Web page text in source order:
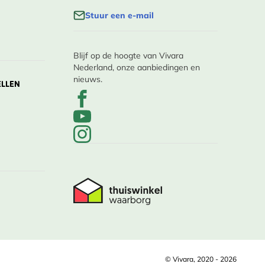
Stuur een e-mail
Blijf op de hoogte van Vivara
Nederland, onze aanbiedingen en
nieuws.
© Vivara, 2020 - 2026